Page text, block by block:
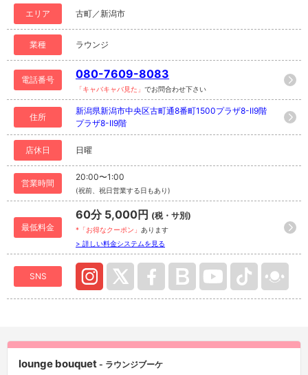
エリア 古町／新潟市
業種 ラウンジ
電話番号 080-7609-8083
「キャバキャバ見た」 でお問合わせ下さい
住所
新潟県新潟市中央区古町通8番町1500プラザ8-Ⅱ9階
プラザ8-Ⅱ9階
店休日 日曜
営業時間
20:00〜1:00
(祝前、祝日営業する日もあり)
最低料金
60分 5,000円 (税・サ別)
*「お得なクーポン」 あります
> 詳しい料金システムを見る
SNS
lounge bouquet - ラウンジブーケ